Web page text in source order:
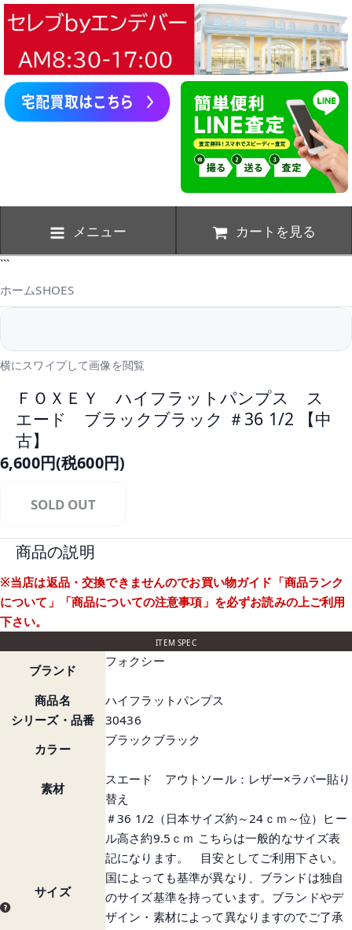
メニュー カートを見る
```
ホームSHOES
横にスワイプして画像を閲覧
ＦＯＸＥＹ ハイフラットパンプス ス
エード ブラックブラック ＃36 1/2 【中
古】
6,600円(税600円)
SOLD OUT
商品の説明
※当店は返品・交換できませんのでお買い物ガイド 「商品ランク
について」
「商品についての注意事項」 を必ずお読みの上ご利用
下さい。
ITEM SPEC
ブランド
フォクシー
商品名
ハイフラットパンプス
シリーズ・品番
30436
カラー
ブラックブラック
素材
スエード アウトソール：レザー×ラバー貼り
替え
サイズ
＃36 1/2（日本サイズ約～24ｃｍ～位）ヒー
ル高さ約9.5ｃｍ こちらは一般的なサイズ表
記になります。 目安としてご利用下さい。
国によっても基準が異なり、ブランドは独自
のサイズ基準を持っています。ブランドやデ
ザイン・素材によって異なりますのでご了承